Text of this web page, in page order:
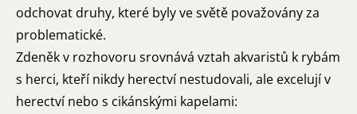
odchovat druhy, které byly ve světě považovány za
problematické.
Zdeněk v rozhovoru srovnává vztah akvaristů k rybám
s herci, kteří nikdy herectví nestudovali, ale excelují v
herectví nebo s cikánskými kapelami: